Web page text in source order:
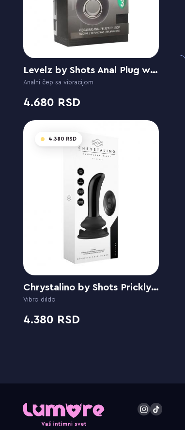
Levelz by Shots Anal Plug with Loop
Analni čep sa vibracijom
4.680
4.380
Chrystalino by Shots Prickly - Smooth Glass G-Spot Vibrator
Vibro dildo
4.380